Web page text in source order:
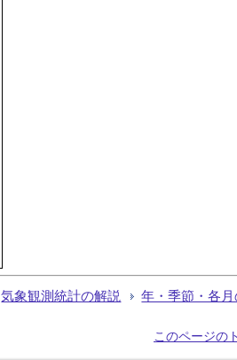
気象観測統計の解説 年・季節・各月
このページの